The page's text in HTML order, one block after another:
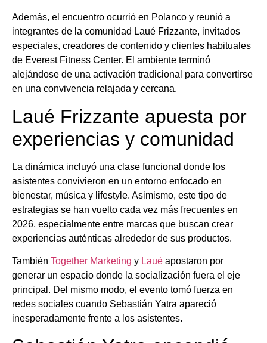
Además, el encuentro ocurrió en Polanco y reunió a
integrantes de la comunidad Laué Frizzante, invitados
especiales, creadores de contenido y clientes habituales
de Everest Fitness Center. El ambiente terminó
alejándose de una activación tradicional para convertirse
en una convivencia relajada y cercana.
Laué Frizzante apuesta por
experiencias y comunidad
La dinámica incluyó una clase funcional donde los
asistentes convivieron en un entorno enfocado en
bienestar, música y lifestyle. Asimismo, este tipo de
estrategias se han vuelto cada vez más frecuentes en
2026, especialmente entre marcas que buscan crear
experiencias auténticas alrededor de sus productos.
También Together Marketing y Laué apostaron por
generar un espacio donde la socialización fuera el eje
principal. Del mismo modo, el evento tomó fuerza en
redes sociales cuando Sebastián Yatra apareció
inesperadamente frente a los asistentes.